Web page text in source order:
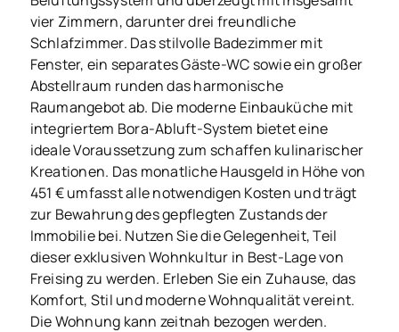
vier Zimmern, darunter drei freundliche
Schlafzimmer. Das stilvolle Badezimmer mit
Fenster, ein separates Gäste-WC sowie ein großer
Abstellraum runden das harmonische
Raumangebot ab. Die moderne Einbauküche mit
integriertem Bora-Abluft-System bietet eine
ideale Voraussetzung zum schaffen kulinarischer
Kreationen. Das monatliche Hausgeld in Höhe von
451 € umfasst alle notwendigen Kosten und trägt
zur Bewahrung des gepflegten Zustands der
Immobilie bei. Nutzen Sie die Gelegenheit, Teil
dieser exklusiven Wohnkultur in Best-Lage von
Freising zu werden. Erleben Sie ein Zuhause, das
Komfort, Stil und moderne Wohnqualität vereint.
Die Wohnung kann zeitnah bezogen werden.